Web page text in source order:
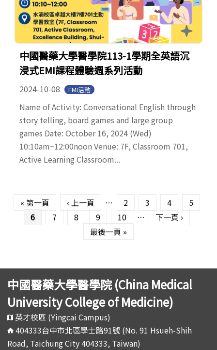
中國醫藥大學醫學院113-1學期全英語沉
浸式EMI課程體驗週系列活動
2024-10-08 EMI活動
Name of Activity: Conversational English through
story telling, board games and large group
games Date: October 16, 2024 (Wed)
10:10am~12:00noon Venue: 7F, Classroom 701,
Active Learning Classroom...
« 第一頁 ‹ 上一頁 … 2 3 4
5
6
7 8 9 10 …
下一頁 ›
最後一頁 »
中國醫藥大學醫學院 (China Medical
University College of Medicine)
英才校區 (Yingcai Campus)
404333台中市北區學士路91號 (No. 91 Hsueh-Shih
Road, Taichung City 404333, Taiwan)